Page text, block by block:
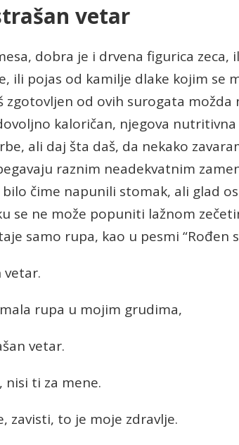
vetar
dobra je i drvena figurica zeca,
ili pojas od kamilje dlake kojim se
zgotovljen od ovih surogata možda
kaloričan, njegova
ali daj šta daš, da nekako
raznim neadekvatnim
čime napunili stomak, ali glad
se ne može popuniti lažnom
samo rupa, kao u pesmi “Rođen
vetar.
rupa u mojim grudima,
vetar.
nisi ti za mene.
zavisti, to je moje zdravlje.